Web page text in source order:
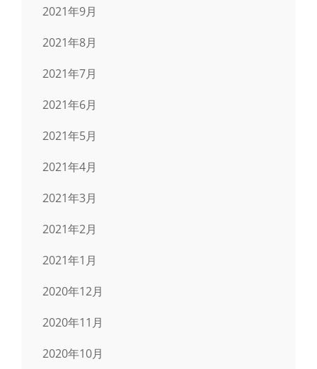
2021年9月
2021年8月
2021年7月
2021年6月
2021年5月
2021年4月
2021年3月
2021年2月
2021年1月
2020年12月
2020年11月
2020年10月